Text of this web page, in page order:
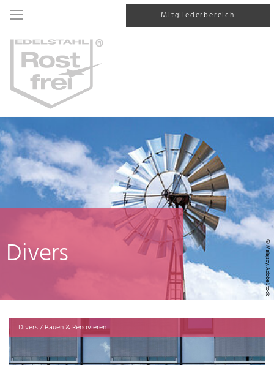
Mitgliederbereich
© Malajscy, AdobeStock
Divers
Divers / Bauen & Renovieren